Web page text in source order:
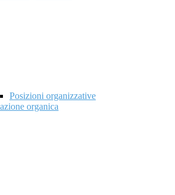
Posizioni organizzative
organica